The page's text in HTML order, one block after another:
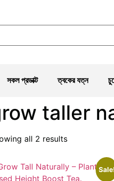
সকল প্রডাক্ট ত্বকের যত্ন
taller
all 2 results